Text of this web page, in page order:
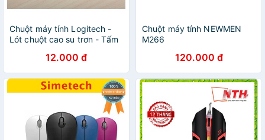
Chuột máy tính Logitech -
Lót chuột cao su trơn - Tấm
12.000 đ
Chuột máy tính NEWMEN
M266
120.000 đ